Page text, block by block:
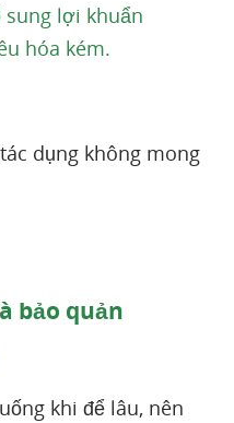
sung lợi khuẩn
hóa kém.
dụng không mong
bảo quản
khi để lâu, nên